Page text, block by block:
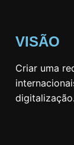
VISÃO
Criar uma
digitalização.